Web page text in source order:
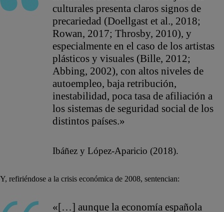
culturales presenta claros signos de
precariedad (Doellgast et al., 2018;
Rowan, 2017; Throsby, 2010), y
especialmente en el caso de los artistas
plásticos y visuales (Bille, 2012;
Abbing, 2002), con altos niveles de
autoempleo, baja retribución,
inestabilidad, poca tasa de afiliación a
los sistemas de seguridad social de los
distintos países.»
Ibáñez y López-Aparicio (2018).
Y, refiriéndose a la crisis económica de 2008, sentencian:
«[…] aunque la economía española